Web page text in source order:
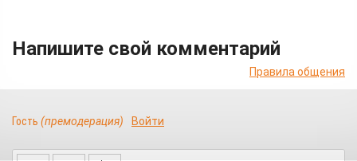
Напишите свой комментарий
Правила общения
Гость (премодерация) Войти